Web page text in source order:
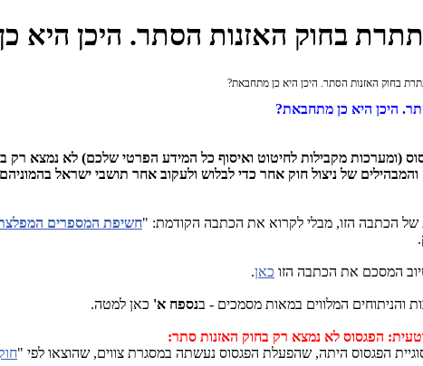
בחוק האזנות הסתר. היכן היא
בחוק האזנות הסתר. היכן היא כן מתחבאת?
היכן היא כן מתחבאת?
(ומערכות מקבילות לחיטוט ואיסוף כל המידע הפרטי שלכם) לא נמצא
של ניצול חוק אחר כדי לבלוש ולעקוב אחר תושבי ישראל
של הכתבה הזו, מבלי לקרוא את הכתבה הקודמת: "חשיפת המספרים
המסכם את הכתבה הזו כאן.
והניתוחים המלווים במאות מסמכים - בנספח א' כאן למטה.
הפגסוס היתה, שהפעלת הפגסוס נעשתה במסגרת צווים, שהוצאו לפי "